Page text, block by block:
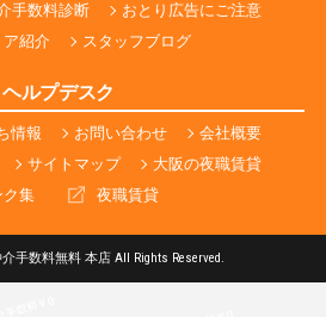
手数料診断
おとり広告にご注意
ア紹介
スタッフブログ
ヘルプデスク
情報 お問い合わせ
会社概要
サイトマップ
大阪の夜職賃貸
ク集
夜職賃貸
手数料無料 本店 All Rights Reserved.